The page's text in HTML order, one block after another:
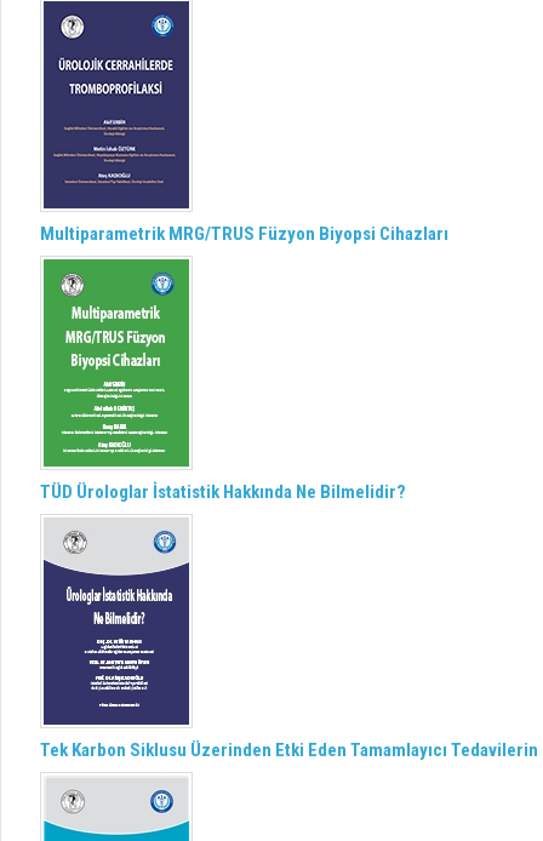
Multiparametrik MRG/TRUS Füzyon Biyopsi Cihazları
TÜD Ürologlar İstatistik Hakkında Ne Bilmelidir?
Tek Karbon Siklusu Üzerinden Etki Eden Tamamlayıcı